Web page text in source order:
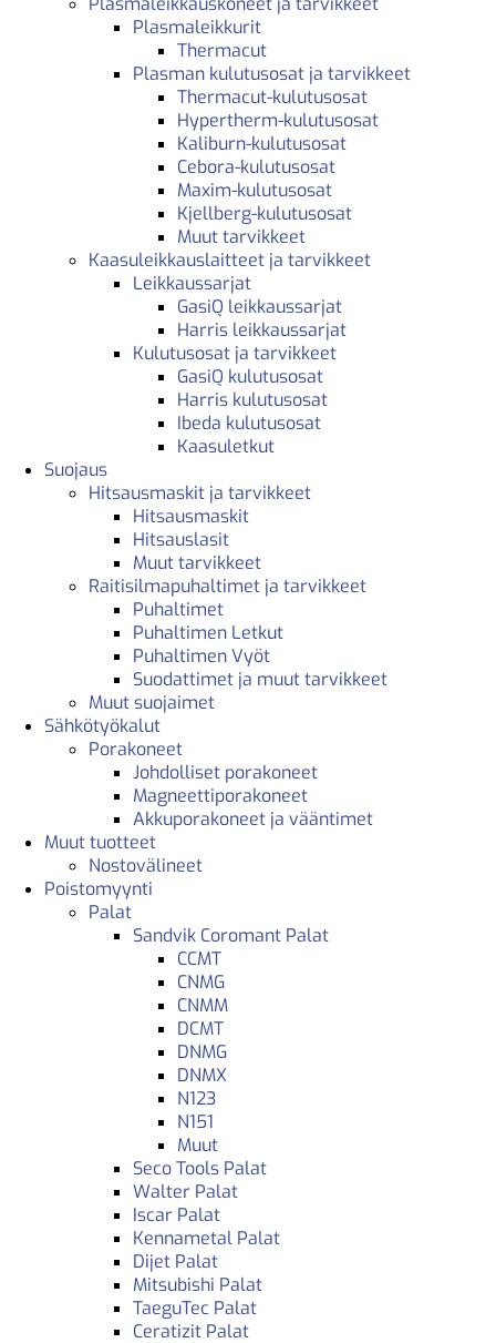
Plasmaleikkurit
Thermacut
Plasman kulutusosat ja tarvikkeet
Thermacut-kulutusosat
Hypertherm-kulutusosat
Kaliburn-kulutusosat
Cebora-kulutusosat
Maxim-kulutusosat
Kjellberg-kulutusosat
Muut tarvikkeet
Kaasuleikkauslaitteet ja tarvikkeet
Leikkaussarjat
GasiQ leikkaussarjat
Harris leikkaussarjat
Kulutusosat ja tarvikkeet
GasiQ kulutusosat
Harris kulutusosat
Ibeda kulutusosat
Kaasuletkut
Suojaus
Hitsausmaskit ja tarvikkeet
Hitsausmaskit
Hitsauslasit
Muut tarvikkeet
Raitisilmapuhaltimet ja tarvikkeet
Puhaltimet
Puhaltimen Letkut
Puhaltimen Vyöt
Suodattimet ja muut tarvikkeet
Muut suojaimet
Sähkötyökalut
Porakoneet
Johdolliset porakoneet
Magneettiporakoneet
Akkuporakoneet ja vääntimet
Muut tuotteet
Nostovälineet
Poistomyynti
Palat
Sandvik Coromant Palat
CCMT
CNMG
CNMM
DCMT
DNMG
DNMX
N123
N151
Muut
Seco Tools Palat
Walter Palat
Iscar Palat
Kennametal Palat
Dijet Palat
Mitsubishi Palat
TaeguTec Palat
Ceratizit Palat